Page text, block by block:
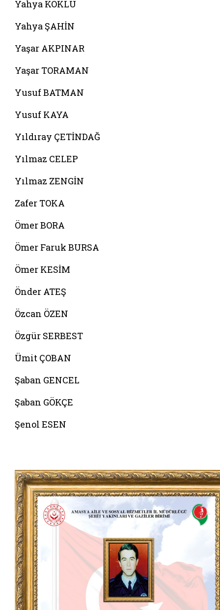
Yahya KÖKLÜ
Yahya ŞAHİN
Yaşar AKPINAR
Yaşar TORAMAN
Yusuf BATMAN
Yusuf KAYA
Yıldıray ÇETİNDAĞ
Yılmaz CELEP
Yılmaz ZENGİN
Zafer TOKA
Ömer BORA
Ömer Faruk BURSA
Ömer KESİM
Önder ATEŞ
Özcan ÖZEN
Özgür SERBEST
Ümit ÇOBAN
Şaban GENCEL
Şaban GÖKÇE
Şenol ESEN